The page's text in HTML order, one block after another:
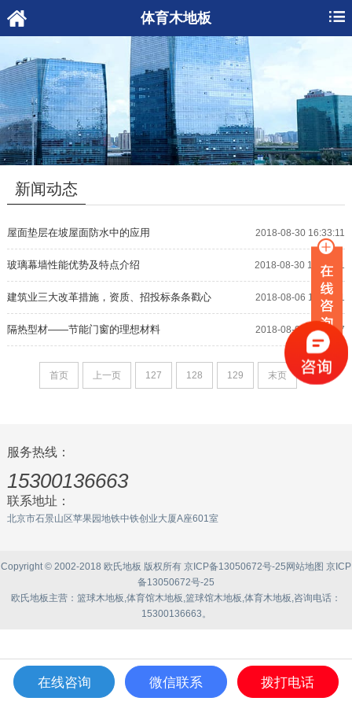
体育木地板
新闻动态
屋面垫层在坡屋面防水中的应用 2018-08-30 16:33:11
玻璃幕墙性能优势及特点介绍 2018-08-30 16:32:01
建筑业三大改革措施，资质、招投标条条戳心 2018-08-06 11:26:51
隔热型材——节能门窗的理想材料 2018-08-06 11:25:47
首页 上一页 127 128 129 末页
服务热线：
15300136663
联系地址：
北京市石景山区苹果园地铁中铁创业大厦A座601室
Copyright © 2002-2018 欧氏地板 版权所有 京ICP备13050672号-25 网站地图 京ICP
备13050672号-25
欧氏地板主营： 篮球木地板,体育馆木地板,篮球馆木地板,体育木地板,咨询电话：
15300136663。
在线咨询 微信联系 拨打电话